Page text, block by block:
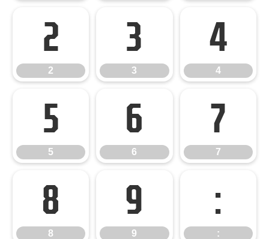
2
2
3
3
4
4
5
5
6
6
7
7
8
8
9
9
:
: